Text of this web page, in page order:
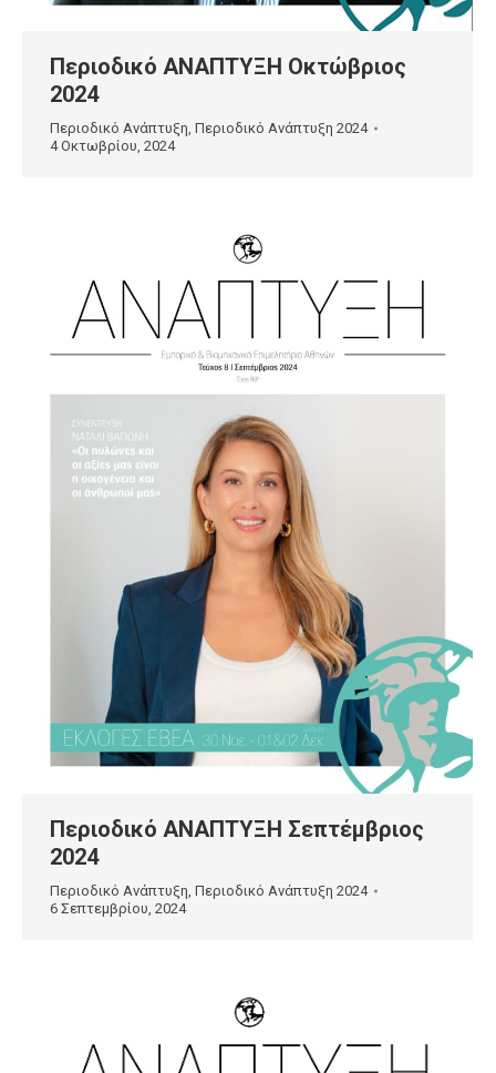
Περιοδικό ΑΝΑΠΤΥΞΗ Οκτώβριος
2024
Περιοδικό Ανάπτυξη, Περιοδικό Ανάπτυξη 2024
4 Οκτωβρίου, 2024
Περιοδικό ΑΝΑΠΤΥΞΗ Σεπτέμβριος
2024
Περιοδικό Ανάπτυξη, Περιοδικό Ανάπτυξη 2024
6 Σεπτεμβρίου, 2024